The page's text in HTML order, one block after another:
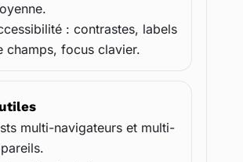
: contrastes, labels
champs, focus clavier.
multi-navigateurs et multi-